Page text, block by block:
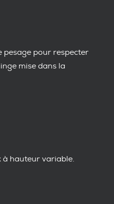
pesage pour respecter
mise dans la
à hauteur variable.